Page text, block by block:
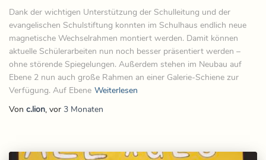
Dank der wichtigen Unterstützung der Schulleitung und der
evangelischen Schulstiftung konnten im Schulhaus endlich neue
magnetische Wechselrahmen montiert werden. Damit können
aktuelle Schülerarbeiten nun noch besser präsentiert werden –
ohne störende Spiegelungen. Außerdem stehen im Neubau auf
Ebene 2 nun auch große Rahmen an einer Galerie-Schiene zur
Verfügung. Auf Ebene Weiterlesen
Von c.lion, vor 3 Monaten